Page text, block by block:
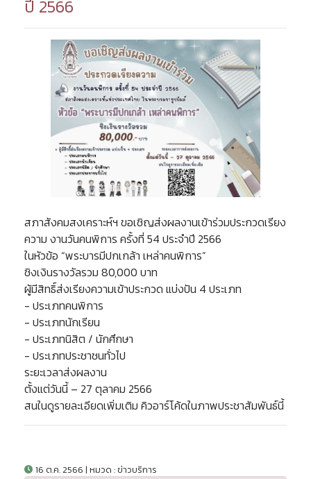
ปี 2566
สภาสังคมสงเคราะห์ฯ ขอเชิญส่งผลงานเข้าร่วมประกวดเรียง
ความ งานวันคนพิการ ครั้งที่ 54 ประจำปี 2566
ในหัวข้อ “พระบารมีปกเกล้า เหล่าคนพิการ”
ชิงเงินรางวัลรวม 80,000 บาท
ผู้มีสิทธิ์ส่งเรียงความเข้าประกวด แบ่งปัน 4 ประเภท
- ประเภทคนพิการ
- ประเภทนักเรียน
- ประเภทนิสิต / นักศึกษา
- ประเภทประชาชนทั่วไป
ระยะเวลาส่งผลงาน
ตั้งแต่วันนี้ – 27 ตุลาคม 2566
สนในดูรายละเอียดเพิ่มเติม คิวอาร์โค้ดในภาพประชาสัมพันธ์นี้
16 ต.ค. 2566 | หมวด : ข่าวบริการ